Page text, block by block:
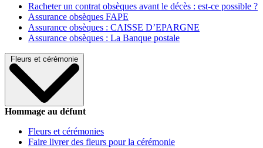
Racheter un contrat obsèques avant le décès : est-ce possible ?
Assurance obsèques FAPE
Assurance obsèques : CAISSE D’EPARGNE
Assurance obsèques : La Banque postale
Fleurs et cérémonie
Hommage au défunt
Fleurs et cérémonies
Faire livrer des fleurs pour la cérémonie